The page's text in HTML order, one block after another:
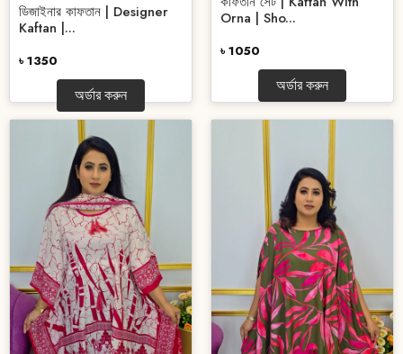
ডিজাইনার কাফতান | Designer
Kaftan |...
৳ 1350
অর্ডার করুন
Orna | Sho...
৳ 1050
অর্ডার করুন